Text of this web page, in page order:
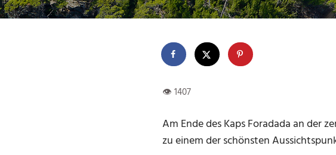
Am Ende des Kaps Foradada an der
zu einem der schönsten